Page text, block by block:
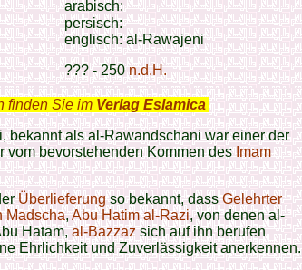
arabisch:
persisch:
englisch:al-Rawajeni
??? - 250n.d.H.
finden Sie im Verlag Eslamica
bekannt als al-Rawandschani war einer der
vom bevorstehenden Kommen desImam
Überlieferungso bekannt, dassGelehrter
Madscha,Abu Hatim al-Razi, von denen al-
Hatam,al-Bazzazsich auf ihn berufen
Ehrlichkeit und Zuverlässigkeit anerkennen.